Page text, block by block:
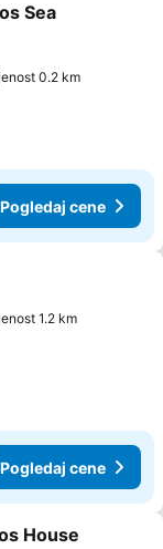
Sea
0.2 km
Pogledaj cene
1.2 km
Pogledaj cene
House